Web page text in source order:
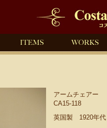
アームチェアー
CA15-118
英国製 1920年